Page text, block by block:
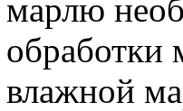
марлю
обработки
влажной